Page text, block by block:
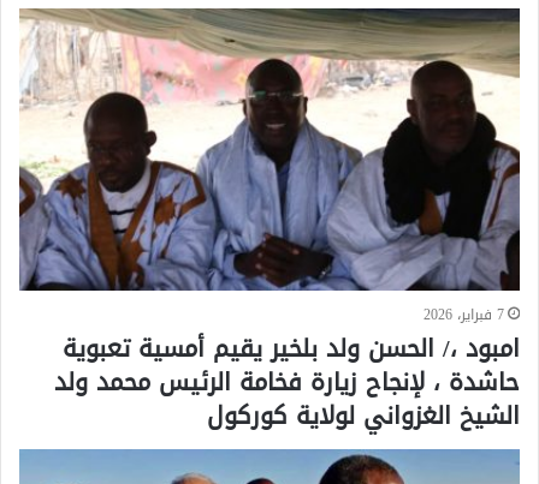
7 فبراير، 2026
امبود ،/ الحسن ولد بلخير يقيم أمسية تعبوية
حاشدة ، لإنجاح زيارة فخامة الرئيس محمد ولد
الشيخ الغزواني لولاية كوركول